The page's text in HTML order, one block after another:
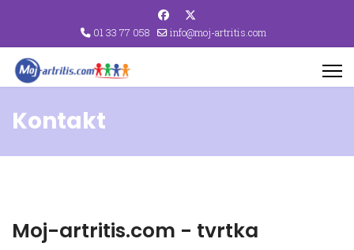
01 33 77 058 info@moj-artritis.com
Kontakt
Moj-artritis.com - tvrtka